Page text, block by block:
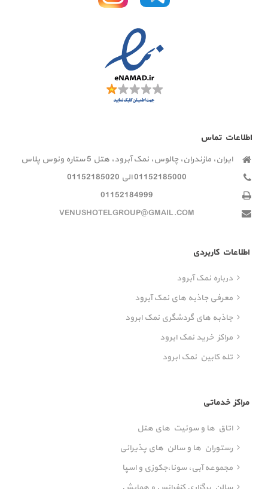
اطلاعات تماس
ایران، مازندران، چالوس، نمک آبرود، هتل 5 ستاره ونوس پلاس
01152185000 الی 01152185020
01152184999
VENUSHOTELGROUP@GMAIL.COM
اطلاعات کاربردی
درباره نمک آبرود
معرفی جاذبه های نمک آبرود
جاذبه های گردشگری نمک ابرود
مراکز خرید نمک ابرود
تله کابین نمک ابرود
مراکز خدماتی
اتاق ها و سوئیت های هتل
رستوران ها و سالن های پذیرائی
مجموعه آبی، سونا،‌جکوزی و اسپا